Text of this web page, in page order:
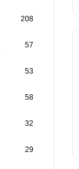
208
57
53
58
32
29